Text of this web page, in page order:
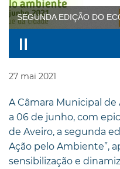
SEGUNDA EDIÇÃO DO
27 mai 2021
A Câmara Municipal
a 06 de junho, com
de Aveiro, a segunda
Ação pelo Ambiente”,
sensibilização e